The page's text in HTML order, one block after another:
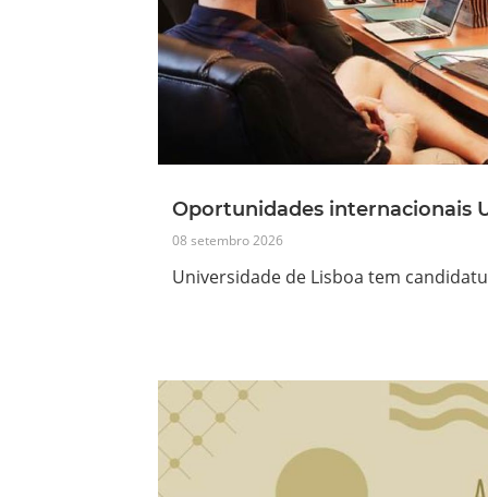
Oportunidades internacionais
08 setembro 2026
Universidade de Lisboa tem